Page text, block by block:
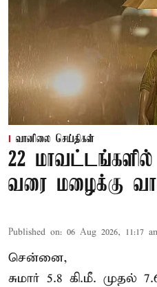
வானிலை செய்திகள்
22
வரை மழைக்கு
Published on: 06 Aug 2026, 11:17
சென்னை,
சுமார் 5.8 கி.மீ. முதல்